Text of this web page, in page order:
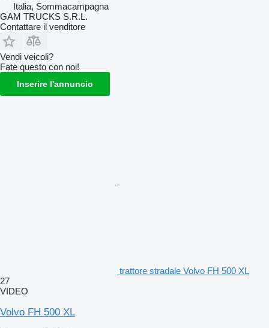
Italia, Sommacampagna
GAM TRUCKS S.R.L.
Contattare il venditore
Vendi veicoli?
Fate questo con noi!
Inserire l'annuncio
trattore stradale Volvo FH 500 XL
27
VIDEO
Volvo FH 500 XL